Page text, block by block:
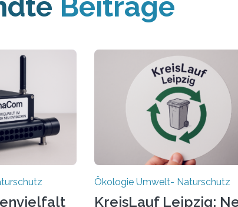
Beiträge
Ökologie Umwelt- Naturschutz
KreisLauf Leipzig: